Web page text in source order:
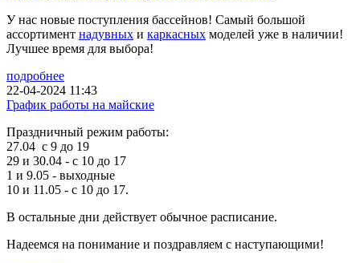
У нас новые поступления бассейнов! Самый большой
ассортимент надувных и каркасных моделей уже в наличии!
Лучшее время для выбора!
подробнее
22-04-2024 11:43
График работы на майские
Праздничный режим работы:
27.04 с 9 до 19
29 и 30.04 - с 10 до 17
1 и 9.05 - выходные
10 и 11.05 - с 10 до 17.
В остальные дни действует обычное расписание.
Надеемся на понимание и поздравляем с наступающими!